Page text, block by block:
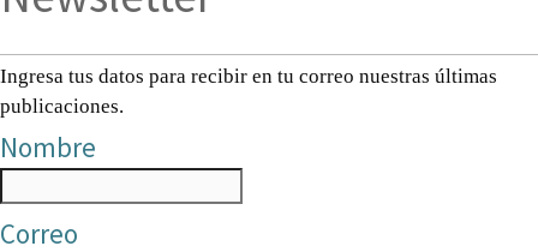
Ingresa tus datos para recibir en tu correo nuestras últimas
publicaciones.
Nombre
Correo